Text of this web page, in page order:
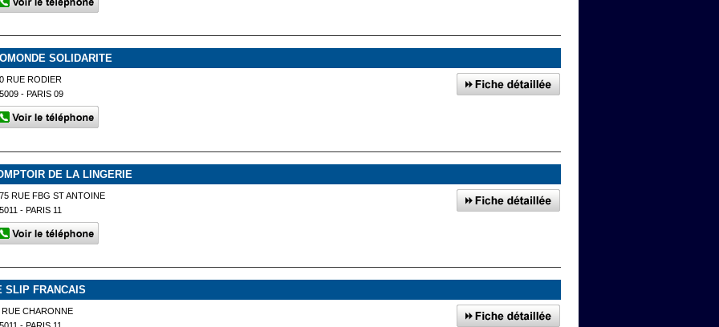
SOLIDARITE
RUE RODIER
- PARIS 09
DE LA LINGERIE
RUE FBG ST ANTOINE
- PARIS 11
SLIP FRANCAIS
RUE CHARONNE